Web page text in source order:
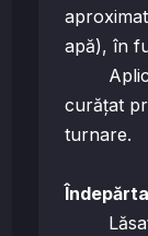
apă), în
Aplicați
curățat
turnare.
Lăsați